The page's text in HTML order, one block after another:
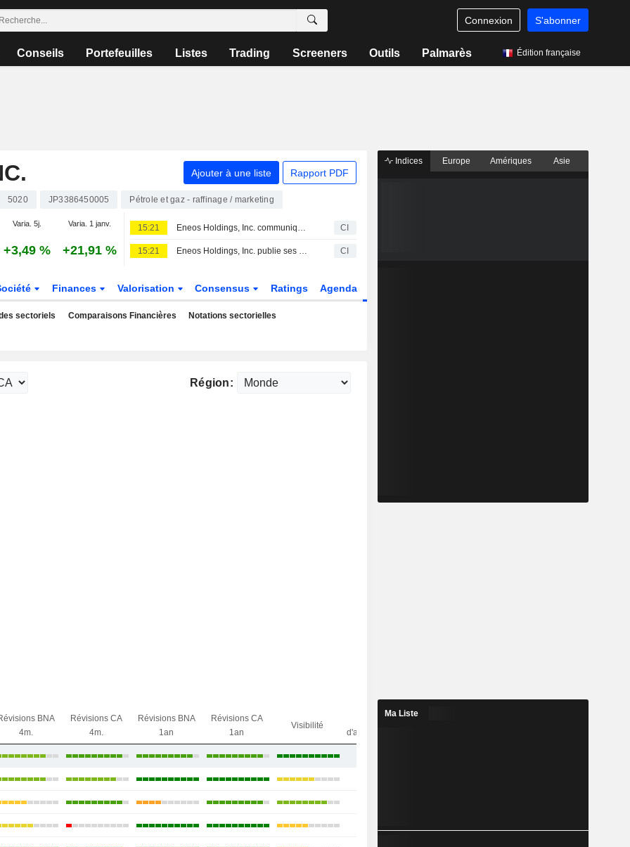
Connexion S'abonner
Conseils Portefeuilles Listes Trading Screeners Outils Palmarès Édition française
Ajouter à une liste Rapport PDF
5020 JP3386450005 Pétrole et gaz - raffinage / marketing
Varia. 5j. Varia. 1 janv.
+3,49 % +21,91 %
15:21 Eneos Holdings, Inc. communique ses prévisions de dividendes pour le deuxième trimestre et l'ensemble de l'exercice clos le 31 mars 2027 CI
15:21 Eneos Holdings, Inc. publie ses prévisions de résultats consolidés pour l'exercice clos au 31 mars 2027 CI
Finances Valorisation Consensus Ratings Agenda
sectoriels Comparaisons Financières Notations sectorielles
Région:
BNA
4m.
Révisions CA
4m.
Révisions BNA
1an
Révisions CA
1an
Visibilité
d'analystes
Indices Europe Amériques Asie
Ma Liste